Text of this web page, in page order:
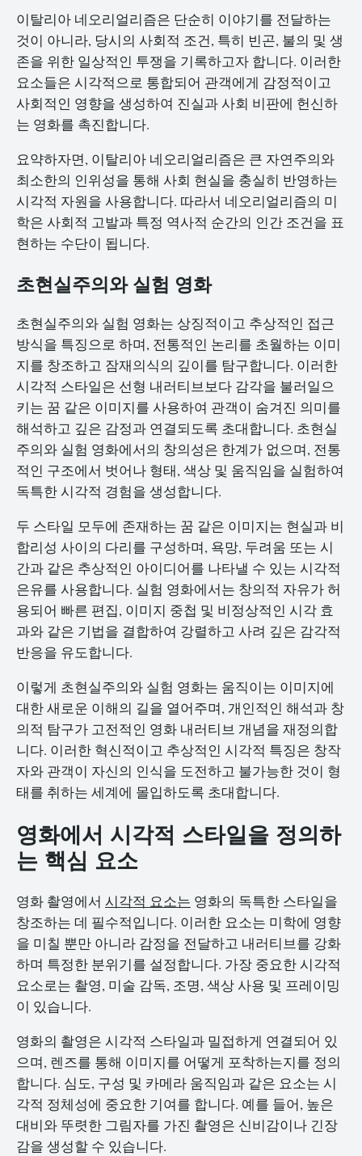
이탈리아 네오리얼리즘은 단순히 이야기를 전달하는
것이 아니라, 당시의 사회적 조건, 특히 빈곤, 불의 및 생
존을 위한 일상적인 투쟁을 기록하고자 합니다. 이러한
요소들은 시각적으로 통합되어 관객에게 감정적이고
사회적인 영향을 생성하여 진실과 사회 비판에 헌신하
는 영화를 촉진합니다.
요약하자면, 이탈리아 네오리얼리즘은 큰 자연주의와
최소한의 인위성을 통해 사회 현실을 충실히 반영하는
시각적 자원을 사용합니다. 따라서 네오리얼리즘의 미
학은 사회적 고발과 특정 역사적 순간의 인간 조건을 표
현하는 수단이 됩니다.
초현실주의와 실험 영화
초현실주의와 실험 영화는 상징적이고 추상적인 접근
방식을 특징으로 하며, 전통적인 논리를 초월하는 이미
지를 창조하고 잠재의식의 깊이를 탐구합니다. 이러한
시각적 스타일은 선형 내러티브보다 감각을 불러일으
키는 꿈 같은 이미지를 사용하여 관객이 숨겨진 의미를
해석하고 깊은 감정과 연결되도록 초대합니다. 초현실
주의와 실험 영화에서의 창의성은 한계가 없으며, 전통
적인 구조에서 벗어나 형태, 색상 및 움직임을 실험하여
독특한 시각적 경험을 생성합니다.
두 스타일 모두에 존재하는 꿈 같은 이미지는 현실과 비
합리성 사이의 다리를 구성하며, 욕망, 두려움 또는 시
간과 같은 추상적인 아이디어를 나타낼 수 있는 시각적
은유를 사용합니다. 실험 영화에서는 창의적 자유가 허
용되어 빠른 편집, 이미지 중첩 및 비정상적인 시각 효
과와 같은 기법을 결합하여 강렬하고 사려 깊은 감각적
반응을 유도합니다.
이렇게 초현실주의와 실험 영화는 움직이는 이미지에
대한 새로운 이해의 길을 열어주며, 개인적인 해석과 창
의적 탐구가 고전적인 영화 내러티브 개념을 재정의합
니다. 이러한 혁신적이고 추상적인 시각적 특징은 창작
자와 관객이 자신의 인식을 도전하고 불가능한 것이 형
태를 취하는 세계에 몰입하도록 초대합니다.
영화에서 시각적 스타일을 정의하
는 핵심 요소
영화 촬영에서 시각적 요소는 영화의 독특한 스타일을
창조하는 데 필수적입니다. 이러한 요소는 미학에 영향
을 미칠 뿐만 아니라 감정을 전달하고 내러티브를 강화
하며 특정한 분위기를 설정합니다. 가장 중요한 시각적
요소로는 촬영, 미술 감독, 조명, 색상 사용 및 프레이밍
이 있습니다.
영화의 촬영은 시각적 스타일과 밀접하게 연결되어 있
으며, 렌즈를 통해 이미지를 어떻게 포착하는지를 정의
합니다. 심도, 구성 및 카메라 움직임과 같은 요소는 시
각적 정체성에 중요한 기여를 합니다. 예를 들어, 높은
대비와 뚜렷한 그림자를 가진 촬영은 신비감이나 긴장
감을 생성할 수 있습니다.